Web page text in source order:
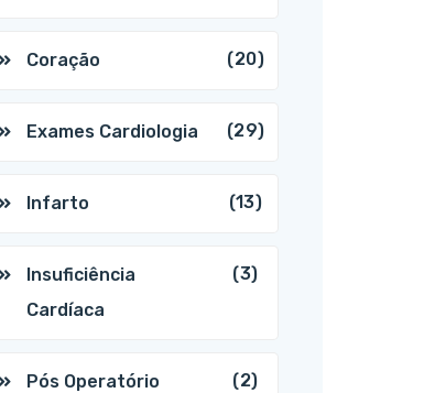
Coração (20)
Exames Cardiologia (29)
Infarto (13)
Insuficiência
Cardíaca
(3)
Pós Operatório (2)